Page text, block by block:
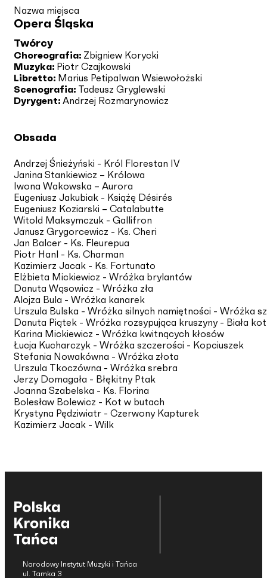
Nazwa miejsca
Opera Śląska
Twórcy
Choreografia: Zbigniew Korycki
Muzyka: Piotr Czajkowski
Libretto: Marius Petipa Iwan Wsiewołożski
Scenografia: Tadeusz Gryglewski
Dyrygent: Andrzej Rozmarynowicz
Obsada
Andrzej Śnieżyński - Król Florestan IV
Janina Stankiewicz – Królowa
Iwona Wakowska – Aurora
Eugeniusz Jakubiak - Książę Désirés
Eugeniusz Koziarski – Catalabutte
Witold Maksymczuk - Gallifron
Janusz Grygorcewicz - Ks. Cheri
Jan Balcer - Ks. Fleurepua
Piotr Hanl - Ks. Charman
Kazimierz Jacak - Ks. Fortunato
Elżbieta Mickiewicz - Wróżka brylantów
Danuta Wąsowicz - Wróżka zła
Alojza Bula - Wróżka kanarek
Urszula Bulska - Wróżka silnych namiętności - Wróżka
Danuta Piątek - Wróżka rozsypująca kruszyny - Biała
Karina Mickiewicz - Wróżka kwitnących kłosów
Łucja Kucharczyk - Wróżka szczerości - Kopciuszek
Stefania Nowakówna - Wróżka złota
Urszula Tkoczówna - Wróżka srebra
Jerzy Domagała - Błękitny Ptak
Joanna Szabelska - Ks. Florina
Bolesław Bolewicz - Kot w butach
Krystyna Pędziwiatr - Czerwony Kapturek
Kazimierz Jacak - Wilk
Narodowy Instytut Muzyki i Tańca
ul. Tamka 3